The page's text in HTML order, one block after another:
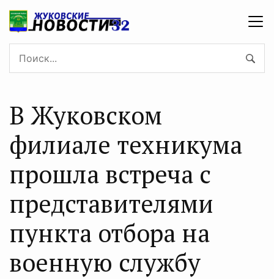
В Жуковском
филиале техникума
прошла встреча с
представителями
пункта отбора на
военную службу